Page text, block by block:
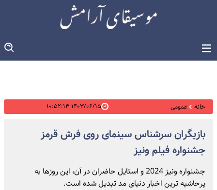
خانه عمومی ۱۴۰۳/۰۶/۱۵ ۱۰:۵۲:۱۳
بازیگران سرشناس سینمای روی فرش قرمز
جشنواره فیلم ونیز
جشنواره ونیز 2024 و استایل حاضران در آن، این روزها به
پرحاشیه ترین اخبار دنیای مد تبدیل شده است.